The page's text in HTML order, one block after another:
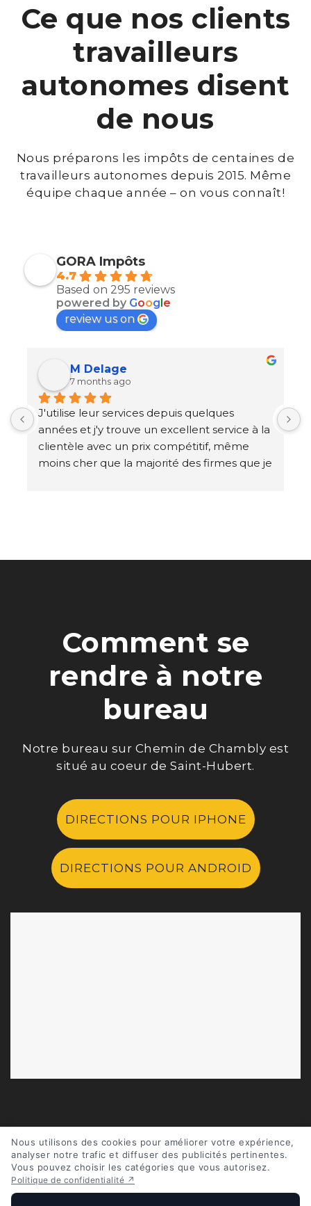
Ce que nos clients
travailleurs
autonomes disent
de nous
Nous préparons les impôts de centaines de
travailleurs autonomes depuis 2015. Même
équipe chaque année – on vous connaît!
GORA Impôts
4.7
Based on 295 reviews
powered by Google
review us on
M Delage
7 months ago
J'utilise leur services depuis quelques
années et j'y trouve un excellent service à la
clientèle avec un prix compétitif, même
moins cher que la majorité des firmes que je
Comment se
rendre à notre
bureau
Notre bureau sur Chemin de Chambly est
situé au coeur de Saint-Hubert.
DIRECTIONS POUR IPHONE
DIRECTIONS POUR ANDROID
FAIRE MES IMPÔTS EN PERSONNE
FAIRE MES IMPÔTS EN LIGNE
Nous utilisons des cookies pour améliorer votre expérience,
analyser notre trafic et diffuser des publicités pertinentes.
Vous pouvez choisir les catégories que vous autorisez.
Politique de confidentialité ↗